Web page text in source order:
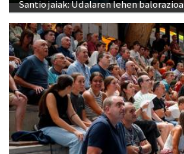
Santio jaiak: Udalaren lehen balorazioa